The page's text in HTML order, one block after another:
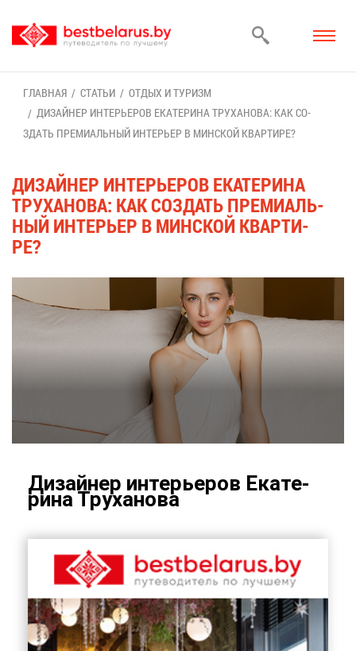
ГЛАВ­НАЯ СТА­ТЬИ
ОТ­ДЫХ И ТУ­РИЗМ
ДИ­ЗАЙ­НЕР ИН­ТЕ­РЬЕ­РОВ ЕКА­ТЕ­РИ­НА ТРУ­ХА­НО­ВА: КАК СО­
ЗДАТЬ ПРЕ­МИ­АЛЬ­НЫЙ ИН­ТЕ­РЬЕР В МИН­СКОЙ КВАР­ТИ­РЕ?
ДИ­ЗАЙ­НЕР ИН­ТЕ­РЬЕ­РОВ ЕКА­ТЕ­РИ­НА
ТРУ­ХА­НО­ВА: КАК СО­ЗДАТЬ ПРЕ­МИ­АЛЬ­
НЫЙ ИН­ТЕ­РЬЕР В МИН­СКОЙ КВАР­ТИ­
РЕ?
Ди­зай­нер ин­те­рье­ров Ека­те­
ри­на Тру­ха­но­ва